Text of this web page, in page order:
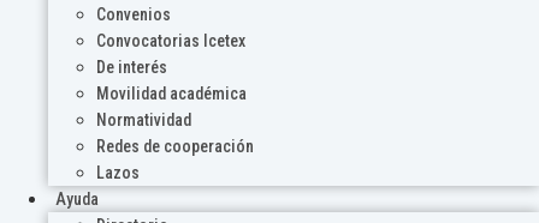
Convenios
Convocatorias Icetex
De interés
Movilidad académica
Normatividad
Redes de cooperación
Lazos
Ayuda